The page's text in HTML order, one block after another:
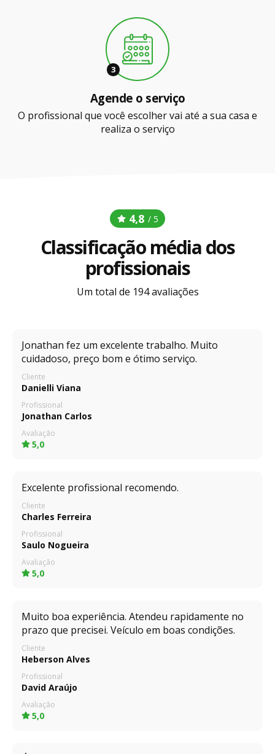
3
Agende o serviço
O profissional que você escolher vai até a sua casa e
realiza o serviço
4,8 / 5
Classificação média dos
profissionais
Um total de 194 avaliações
Jonathan fez um excelente trabalho. Muito
cuidadoso, preço bom e ótimo serviço.
Cliente
Danielli Viana
Profissional
Jonathan Carlos
Avaliação
5,0
Excelente profissional recomendo.
Cliente
Charles Ferreira
Profissional
Saulo Nogueira
Avaliação
5,0
Muito boa experiência. Atendeu rapidamente no
prazo que precisei. Veículo em boas condições.
Cliente
Heberson Alves
Profissional
David Araújo
Avaliação
5,0